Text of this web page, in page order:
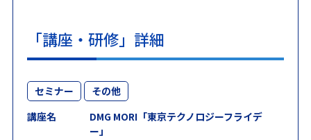
「講座・研修」詳細
セミナー
その他
講座名
DMG MORI「東京テクノロジーフライデ
ー」